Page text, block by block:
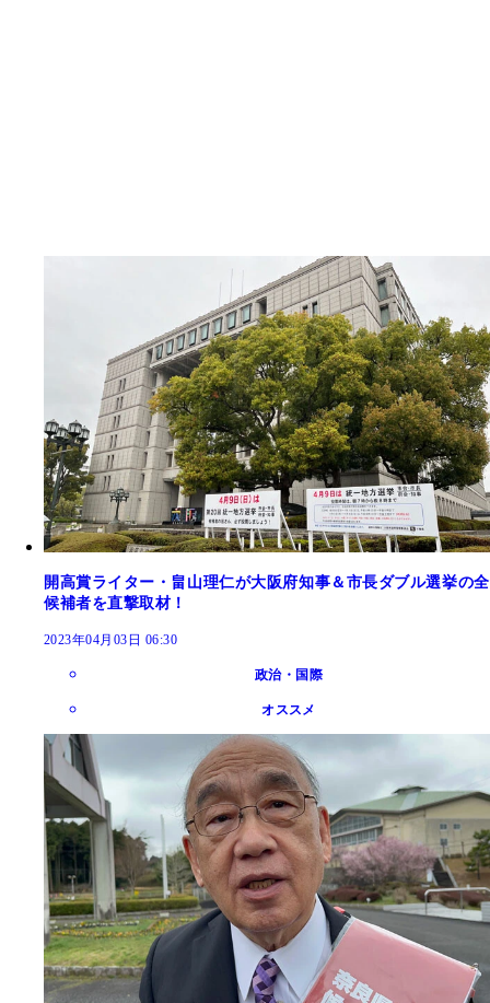
開高賞ライター・畠山理仁が大阪府知事＆市長ダブル選挙の全
候補者を直撃取材！
2023年04月03日 06:30
政治・国際
オススメ